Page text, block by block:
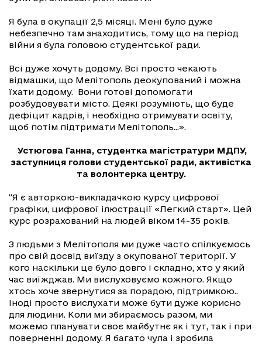
Я була в окупації 2,5 місяці. Мені було дуже
небезпечно там знаходитись, тому що на період
війни я була головою студентської ради.
Всі дуже хочуть додому. Всі просто чекають
відмашки, що Мелітополь деокупований і можна
їхати додому. Вони готові допомогати
розбудовувати місто. Деякі розуміють, що буде
дефіцит кадрів, і необхідно отримувати освіту,
щоб потім підтримати Мелітополь...».
Устюгова Ганна, студентка магістратури МДПУ,
заступниця голови студентської ради, активістка
та волонтерка центру.
“Я є авторкою-викладачкою курсу цифрової
графіки, цифрової ілюстрації «Легкий старт». Цей
курс розрахований на людей віком 14-35 років.
З людьми з Мелітополя ми дуже часто спілкуємось
про свій досвід виїзду з окупованої території. У
кого наскільки це було довго і складно, хто у який
час виїжджав. Ми вислуховуємо кожного. Якщо
хтось хоче звернутися за порадою, підтримкою..
Іноді просто вислухати може бути дуже корисно
для людини. Коли ми збираємось разом, ми
можемо планувати своє майбутнє як і тут, так і при
поверненні додому. Я багато чула і зробила